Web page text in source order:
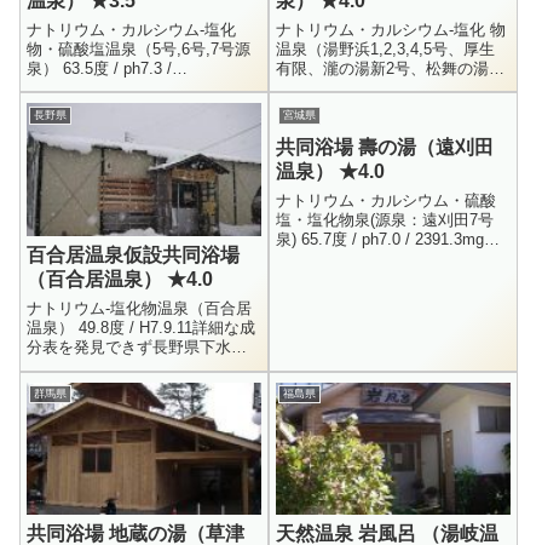
ナトリウム・カルシウム-塩化
物・硫酸塩温泉（5号,6号,7号源
泉） 63.5度 / ph7.3 /
H10.12.25Na+ = 586.1 / K+ =
43.2 / Ca++...
ナトリウム・カルシウム-塩化 物
温泉（湯野浜1,2,3,4,5号、厚生
有限、瀧の湯新2号、松舞の湯源
泉・混合温泉） 56.1度 / ph8.4 /
H9.7.14Na+ = 129...
長野県
百合居温泉仮設共同浴場
（百合居温泉） ★4.0
ナトリウム-塩化物温泉（百合居
温泉） 49.8度 / H7.9.11詳細な成
分表を発見できず長野県下水内
郡栄村大字堺男女別内湯100円
12:00 - 20:00前々からとても気に
な...
宮城県
共同浴場 壽の湯（遠刈田
温泉） ★4.0
ナトリウム・カルシウム・硫酸
塩・塩化物泉(源泉：遠刈田7号
泉) 65.7度 / ph7.0 / 2391.3mg宮
群馬県
共同浴場 地蔵の湯（草津
福島県
天然温泉 岩風呂 （湯岐温